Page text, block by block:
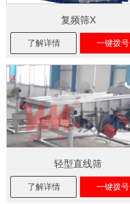
复频筛X
了解详情 一键拨号
轻型直线筛
了解详情 一键拨号